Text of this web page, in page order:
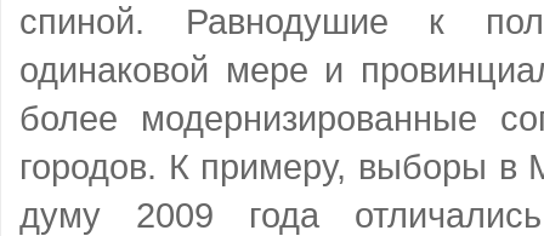
спиной. Равнодушие к
одинаковой мере и
более модернизированные
городов. К примеру, выборы в
думу 2009 года